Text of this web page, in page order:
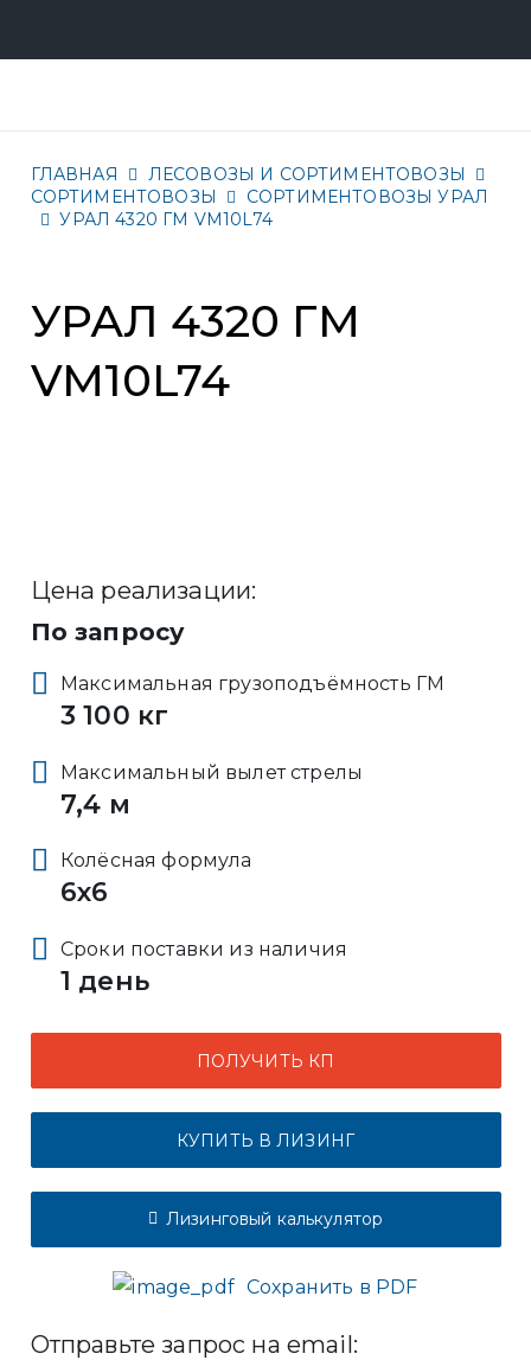
ГЛАВНАЯ
ЛЕСОВОЗЫ И СОРТИМЕНТОВОЗЫ
СОРТИМЕНТОВОЗЫ
СОРТИМЕНТОВОЗЫ УРАЛ
УРАЛ 4320 ГМ VM10L74
УРАЛ 4320 ГМ
VM10L74
Цена реализации:
По запросу
Максимальная грузоподъёмность ГМ
3 100 кг
Максимальный вылет стрелы
7,4 м
Колёсная формула
6x6
Сроки поставки из наличия
1 день
ПОЛУЧИТЬ КП
КУПИТЬ В ЛИЗИНГ
Лизинговый калькулятор
Сохранить в PDF
Отправьте запрос на email: